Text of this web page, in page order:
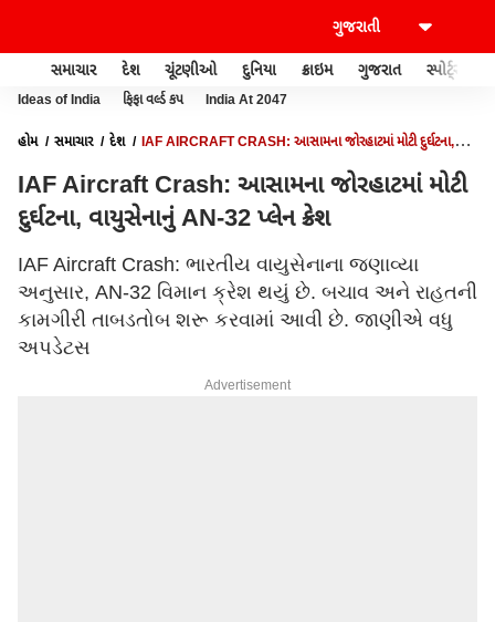
સમાચાર દેશ ચૂંટણીઓ દુનિયા ક્રાઇમ ગુજરાત સ્પોર્ટ્સ
Ideas of India ફિફા વર્લ્ડ કપ India At 2047
હોમ સમાચાર દેશ
IAF AIRCRAFT CRASH: આસામના જોરહાટમાં મોટી દુર્ઘટના,
IAF Aircraft Crash: આસામના જોરહાટમાં મોટી
દુર્ઘટના, વાયુસેનાનું AN-32 પ્લેન ક્રેશ
IAF Aircraft Crash: ભારતીય વાયુસેનાના જણાવ્યા
અનુસાર, AN-32 વિમાન ક્રેશ થયું છે. બચાવ અને રાહતની
કામગીરી તાબડતોબ શરૂ કરવામાં આવી છે. જાણીએ વધુ
અપડેટસ
Advertisement